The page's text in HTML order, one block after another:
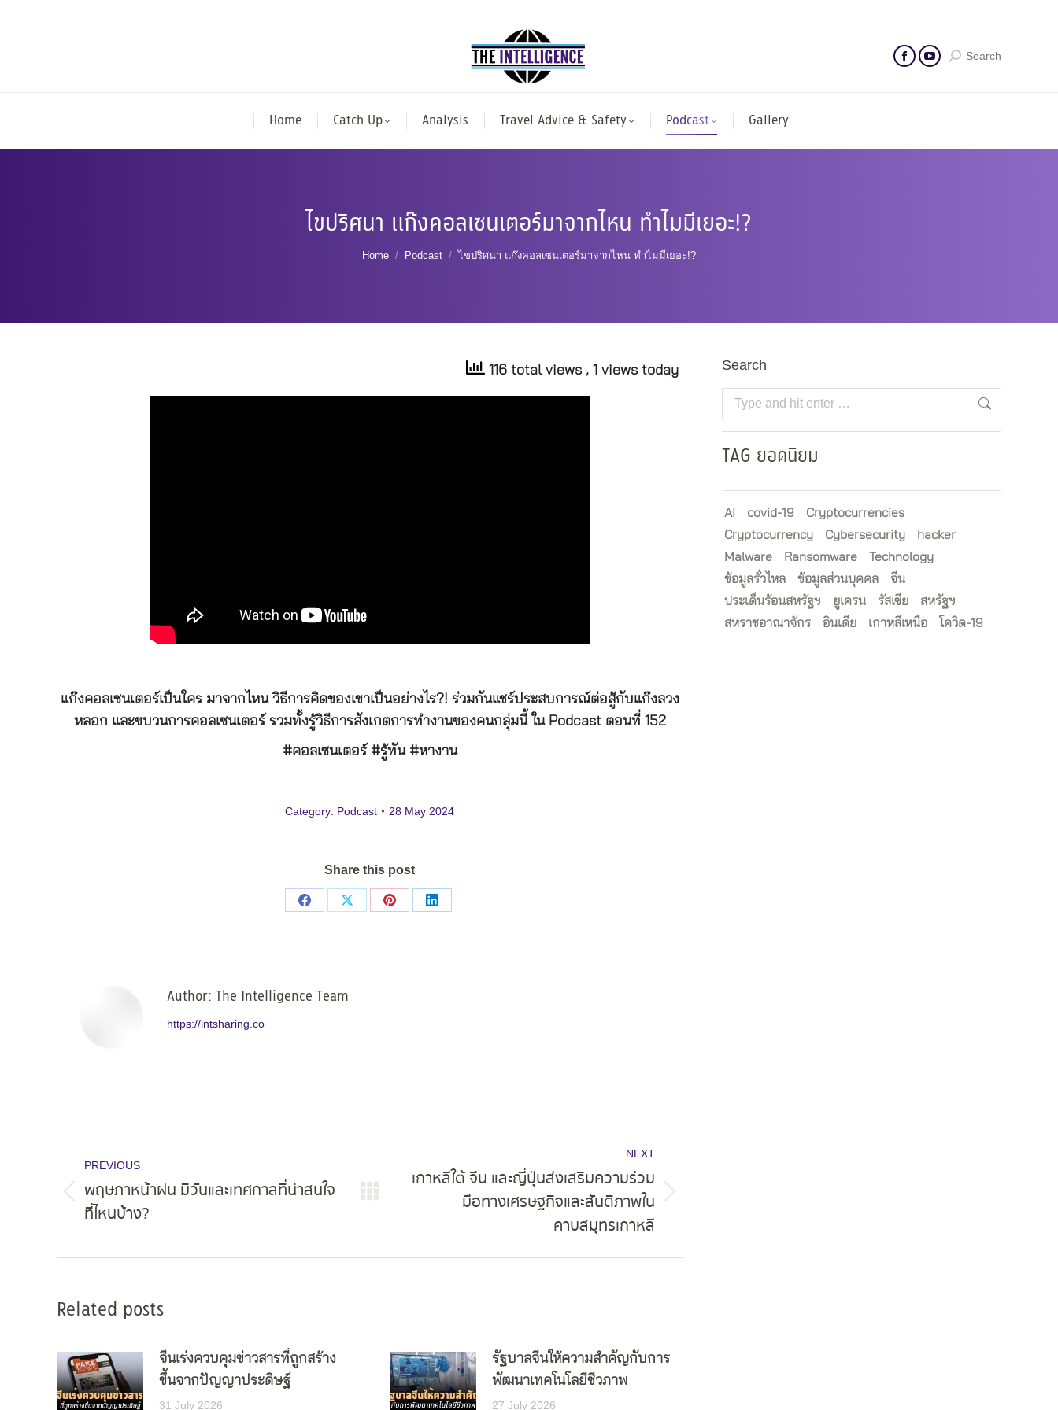
Search
Home Catch Up Analysis Travel Advice & Safety Podcast Gallery
ไขปริศนา แก๊งคอลเซนเตอร์มาจากไหน ทำไมมีเยอะ!?
You are here:
Home Podcast ไขปริศนา แก๊งคอลเซนเตอร์มาจากไหน ทำไมมีเยอะ!?
116 total views , 1 views today
แก๊งคอลเซนเตอร์เป็นใคร มาจากไหน วิธีการคิดของเขาเป็นอย่างไร?! ร่วมกันแชร์ประสบการณ์ต่อสู้กับแก๊งลวง
หลอก และขบวนการคอลเซนเตอร์ รวมทั้งรู้วิธีการสังเกตการทำงานของคนกลุ่มนี้ ใน Podcast ตอนที่ 152
#คอลเซนเตอร์ #รู้ทัน #หางาน
Category: Podcast 28 May 2024
Share this post
Share
Share
Share
Share
Author: The Intelligence Team
https://intsharing.co
navigation
PREVIOUS
Previous
post:
พฤษภาหน้าฝน มีวันและเทศกาลที่น่าสนใจ
ที่ไหนบ้าง?
NEXT
เกาหลีใต้ จีน และญี่ปุ่นส่งเสริมความร่วม
มือทางเศรษฐกิจและสันติภาพใน
คาบสมุทรเกาหลี
Related posts
จีนเร่งควบคุมข่าวสารที่ถูกสร้าง
ขึ้นจากปัญญาประดิษฐ์
31 July 2026
รัฐบาลจีนให้ความสำคัญกับการ
พัฒนาเทคโนโลยีชีวภาพ
27 July 2026
Search
Search:
TAG ยอดนิยม
AI covid-19
Cryptocurrencies
Cryptocurrency
Cybersecurity
hacker
Malware
Ransomware
Technology
ข้อมูลรั่วไหล
ข้อมูลส่วนบุคคล
จีน
ประเด็นร้อนสหรัฐฯ
ยูเครน รัสเซีย
สหรัฐฯ
สหราชอาณาจักร
อินเดีย เกาหลีเหนือ โควิด-19